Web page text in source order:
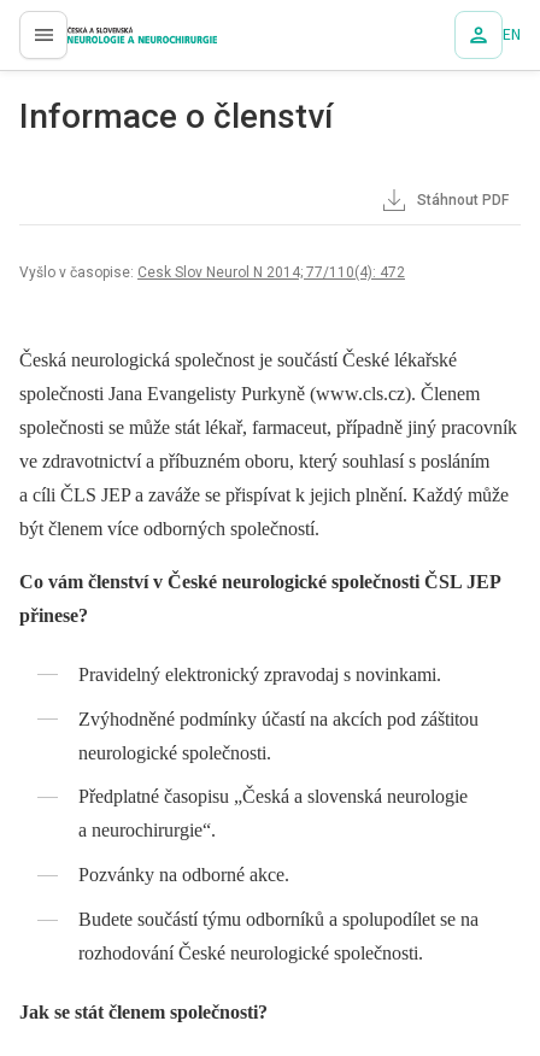
proLékaře.cz EN
Informace o členství
Stáhnout PDF
Vyšlo v časopise: Cesk Slov Neurol N 2014; 77/110(4): 472
Česká neurologická společnost je součástí České lékařské
společnosti Jana Evangelisty Purkyně (www.cls.cz). Členem
společnosti se může stát lékař, farmaceut, případně jiný pracovník
ve zdravotnictví a příbuzném oboru, který souhlasí s posláním
a cíli ČLS JEP a zaváže se přispívat k jejich plnění. Každý může
být členem více odborných společností.
Co vám členství v České neurologické společnosti ČSL JEP
přinese?
Pravidelný elektronický zpravodaj s novinkami.
Zvýhodněné podmínky účastí na akcích pod záštitou
neurologické společnosti.
Předplatné časopisu „Česká a slovenská neurologie
a neurochirurgie“.
Pozvánky na odborné akce.
Budete součástí týmu odborníků a spolupodílet se na
rozhodování České neurologické společnosti.
Jak se stát členem společnosti?